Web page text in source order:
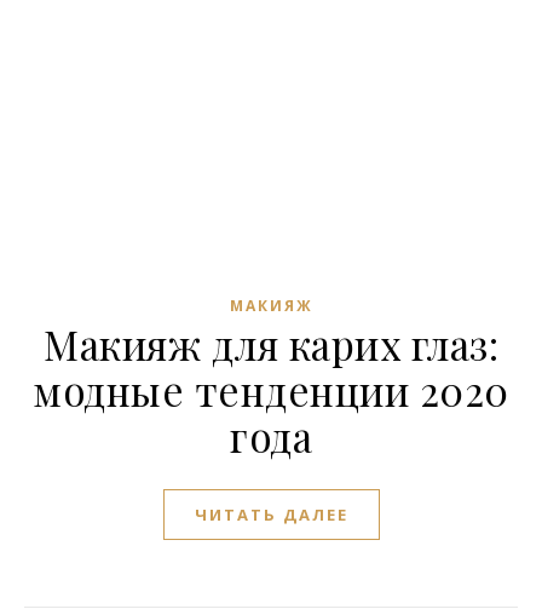
МАКИЯЖ
Макияж для карих глаз:
модные тенденции 2020
года
ЧИТАТЬ ДАЛЕЕ